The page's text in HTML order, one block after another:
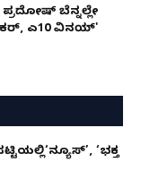
ಬೆನ್ನಲ್ಲೇ
ಎ10 ವಿನಯ್'
‘ಭಕ್ತ